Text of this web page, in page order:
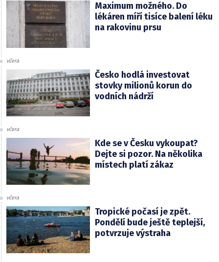
Maximum možného. Do
lékáren míří tisíce balení léku
na rakovinu prsu
včera
Česko hodlá investovat
stovky milionů korun do
vodních nádrží
včera
Kde se v Česku vykoupat?
Dejte si pozor. Na několika
místech platí zákaz
včera
Tropické počasí je zpět.
Pondělí bude ještě teplejší,
potvrzuje výstraha